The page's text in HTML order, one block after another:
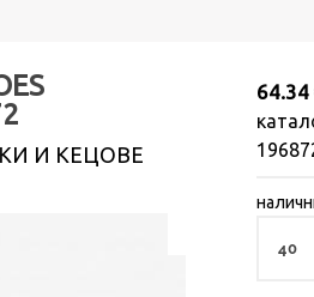
И КЕЦОВЕ
64.34
40